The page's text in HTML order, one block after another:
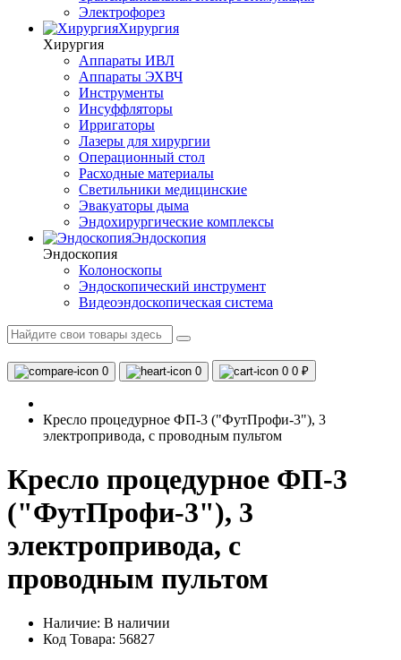
Электрофорез
Хирургия
Хирургия
Аппараты ИВЛ
Аппараты ЭХВЧ
Инструменты
Инсуффляторы
Ирригаторы
Лазеры для хирургии
Операционный стол
Расходные материалы
Светильники медицинские
Эвакуаторы дыма
Эндохирургические комплексы
Эндоскопия
Эндоскопия
Колоноскопы
Эндоскопический инструмент
Видеоэндоскопическая система
0 0 0 0 ₽
Кресло процедурное ФП-3 ("ФутПрофи-3"), 3
электропривода, с проводным пультом
Кресло процедурное ФП-3
("ФутПрофи-3"), 3
электропривода, с
проводным пультом
Наличие: В наличии
Код Товара: 56827